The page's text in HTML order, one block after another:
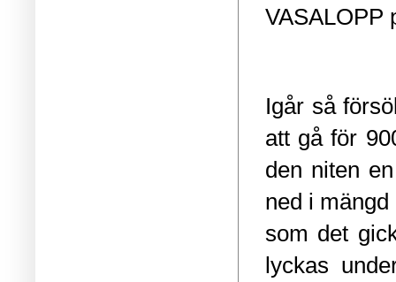
VASALOPP
Igår så
att gå för
den niten
ned i
som det
lyckas